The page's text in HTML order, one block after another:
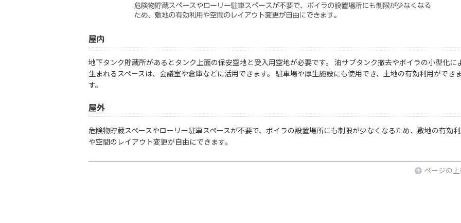
屋内
地下タンク貯蔵所があるとタンク上面の保安空地と受入用空地が必要です。 油サブタンク撤去やボイラの小型化に
生まれるスペースは、会議室や倉庫などに活用できます。 駐車場や厚生施設にも使用でき、土地の有効利用ができ
す。
屋外
危険物貯蔵スペースやローリー駐車スペースが不要で、ボイラの設置場所にも制限が少なくなるため、敷地の有効
や空間のレイアウト変更が自由にできます。
ページの